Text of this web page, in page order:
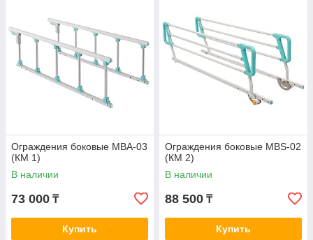
Ограждения боковые MBA-03
(КМ 1)
В наличии
73 000 ₸
Купить
Ограждения боковые MBS-02
(КМ 2)
В наличии
88 500 ₸
Купить